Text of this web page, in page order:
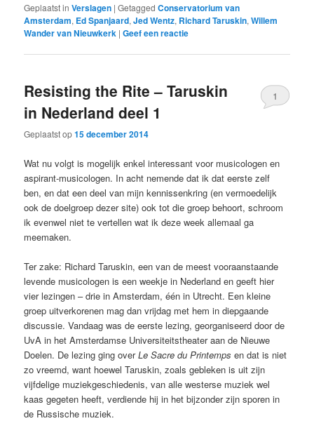
Geplaatst in Verslagen |Getagged Conservatorium van
Amsterdam, Ed Spanjaard,Jed Wentz, Richard Taruskin,Willem
Wander van Nieuwkerk |Geef een reactie
Resisting the Rite – Taruskin
in Nederland deel 1
Geplaatst op15 december 2014
1
Wat nu volgt is mogelijk enkel interessant voor musicologen en
aspirant-musicologen. In acht nemende dat ik dat eerste zelf
ben, en dat een deel van mijn kennissenkring (en vermoedelijk
ook de doelgroep dezer site) ook tot die groep behoort, schroom
ik evenwel niet te vertellen wat ik deze week allemaal ga
meemaken.
Ter zake: Richard Taruskin, een van de meest vooraanstaande
levende musicologen is een weekje in Nederland en geeft hier
vier lezingen – drie in Amsterdam, één in Utrecht. Een kleine
groep uitverkorenen mag dan vrijdag met hem in diepgaande
discussie. Vandaag was de eerste lezing, georganiseerd door de
UvA in het Amsterdamse Universiteitstheater aan de Nieuwe
Doelen. De lezing ging overLe Sacre du Printemps en dat is niet
zo vreemd, want hoewel Taruskin, zoals gebleken is uit zijn
vijfdelige muziekgeschiedenis, van alle westerse muziek wel
kaas gegeten heeft, verdiende hij in het bijzonder zijn sporen in
de Russische muziek.